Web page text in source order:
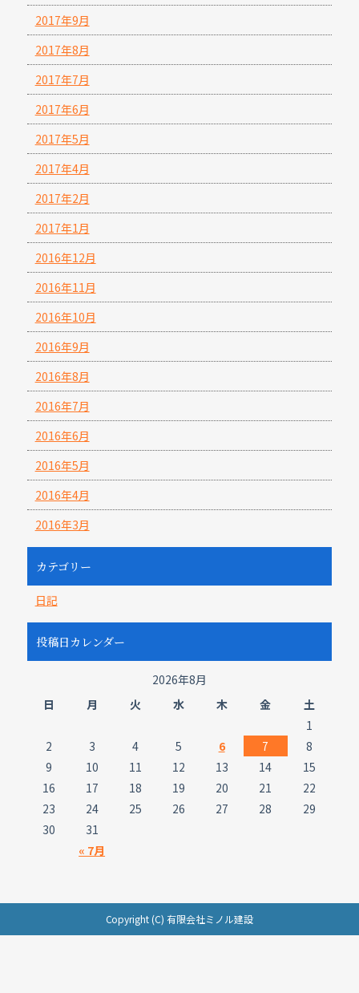
2017年9月
2017年8月
2017年7月
2017年6月
2017年5月
2017年4月
2017年2月
2017年1月
2016年12月
2016年11月
2016年10月
2016年9月
2016年8月
2016年7月
2016年6月
2016年5月
2016年4月
2016年3月
カテゴリー
日記
投稿日カレンダー
2026年8月
日
月 火 水 木 金 土
« 7月
1
2
3 4 5 6 7
8
9
10 11 12 13 14
15
16
17 18 19 20 21
22
23
24 25 26 27 28
29
30
31
Copyright (C) 有限会社ミノル建設